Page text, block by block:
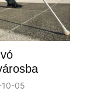
10-05